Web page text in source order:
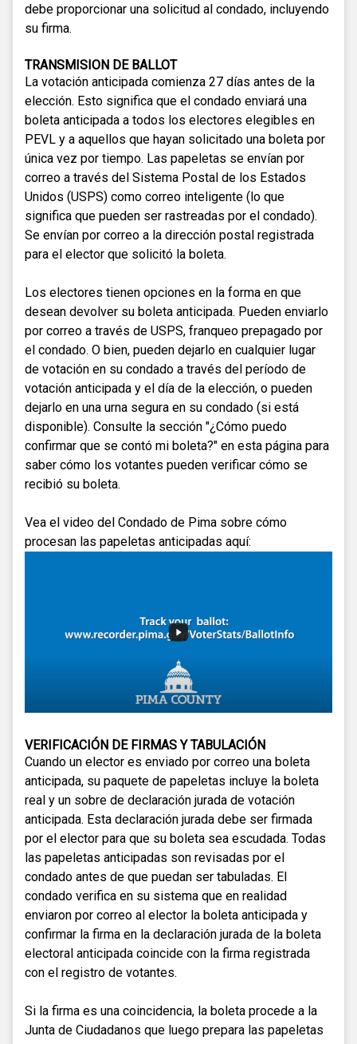
debe proporcionar una solicitud al condado, incluyendo
su firma.
TRANSMISION DE BALLOT
La votación anticipada comienza 27 días antes de la
elección. Esto significa que el condado enviará una
boleta anticipada a todos los electores elegibles en
PEVL y a aquellos que hayan solicitado una boleta por
única vez por tiempo. Las papeletas se envían por
correo a través del Sistema Postal de los Estados
Unidos (USPS) como correo inteligente (lo que
significa que pueden ser rastreadas por el condado).
Se envían por correo a la dirección postal registrada
para el elector que solicitó la boleta.
Los electores tienen opciones en la forma en que
desean devolver su boleta anticipada. Pueden enviarlo
por correo a través de USPS, franqueo prepagado por
el condado. O bien, pueden dejarlo en cualquier lugar
de votación en su condado a través del período de
votación anticipada y el día de la elección, o pueden
dejarlo en una urna segura en su condado (si está
disponible). Consulte la sección "¿Cómo puedo
confirmar que se contó mi boleta?" en esta página para
saber cómo los votantes pueden verificar cómo se
recibió su boleta.
Vea el video del Condado de Pima sobre cómo
procesan las papeletas anticipadas aquí:
VERIFICACIÓN DE FIRMAS Y TABULACIÓN
Cuando un elector es enviado por correo una boleta
anticipada, su paquete de papeletas incluye la boleta
real y un sobre de declaración jurada de votación
anticipada. Esta declaración jurada debe ser firmada
por el elector para que su boleta sea escudada. Todas
las papeletas anticipadas son revisadas por el
condado antes de que puedan ser tabuladas. El
condado verifica en su sistema que en realidad
enviaron por correo al elector la boleta anticipada y
confirmar la firma en la declaración jurada de la boleta
electoral anticipada coincide con la firma registrada
con el registro de votantes.
Si la firma es una coincidencia, la boleta procede a la
Junta de Ciudadanos que luego prepara las papeletas